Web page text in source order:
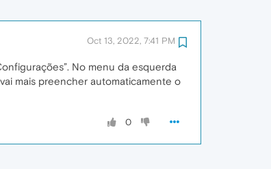
Oct 13, 2022, 7:41 PM
No menu da esquerda
mais preencher automaticamente o
0